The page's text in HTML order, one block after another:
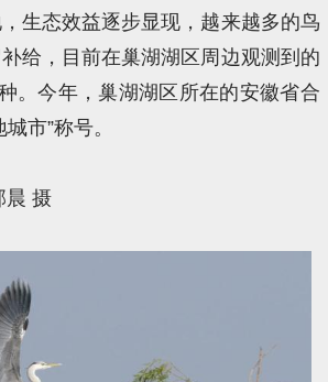
生态效益逐步显现，越来越多的鸟
给，目前在巢湖湖区周边观测到的
。今年，巢湖湖区所在的安徽省合
市”称号。
晨 摄